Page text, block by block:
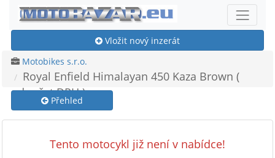
Vložit nový inzerát
Motobikes s.r.o.
Royal Enfield Himalayan 450 Kaza Brown (
odpočet DPH )
Přehled
Tento motocykl již není v nabídce!